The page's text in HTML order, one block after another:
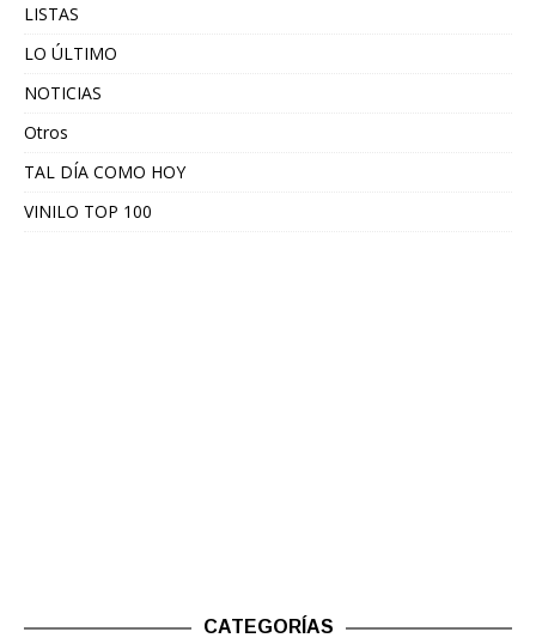
LISTAS
LO ÚLTIMO
NOTICIAS
Otros
TAL DÍA COMO HOY
VINILO TOP 100
CATEGORÍAS